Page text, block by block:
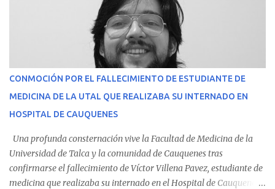
CONMOCIÓN POR EL FALLECIMIENTO DE ESTUDIANTE DE
MEDICINA DE LA UTAL QUE REALIZABA SU INTERNADO EN
HOSPITAL DE CAUQUENES
Una profunda consternación vive la Facultad de Medicina de la
Universidad de Talca y la comunidad de Cauquenes tras
confirmarse el fallecimiento de Víctor Villena Pavez, estudiante de
medicina que realizaba su internado en el Hospital de Cauquenes.